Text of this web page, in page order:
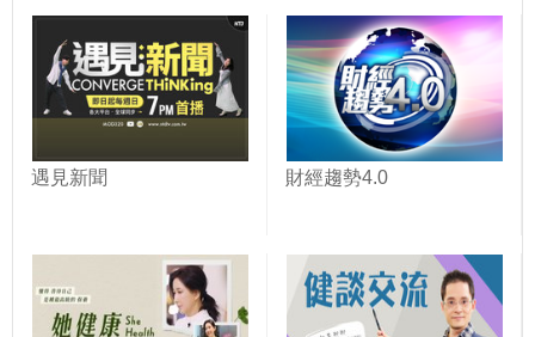
遇見新聞 財經趨勢4.0